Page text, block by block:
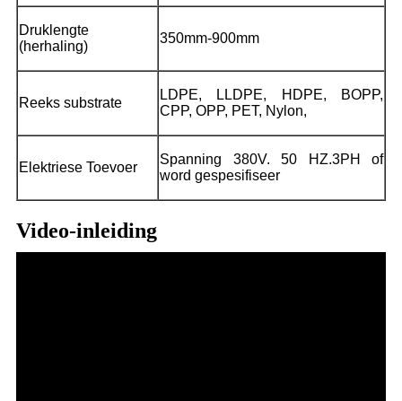
Druklengte
(herhaling)
350mm-900mm
Reeks substrate
LDPE, LLDPE, HDPE, BOPP,
CPP, OPP, PET, Nylon,
Elektriese Toevoer
Spanning 380V. 50 HZ.3PH of
word gespesifiseer
Video-inleiding